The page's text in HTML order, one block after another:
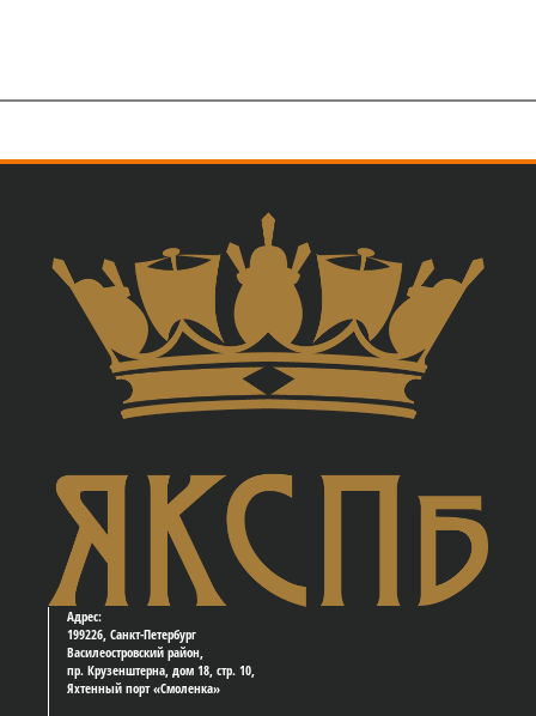
Адрес:
199226, Санкт-Петербург
Василеостровский район,
пр. Крузенштерна, дом 18, стр. 10,
Яхтенный порт «Смоленка»